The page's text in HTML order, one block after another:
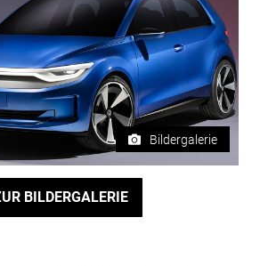
Bildergalerie
BILDERGALERIE